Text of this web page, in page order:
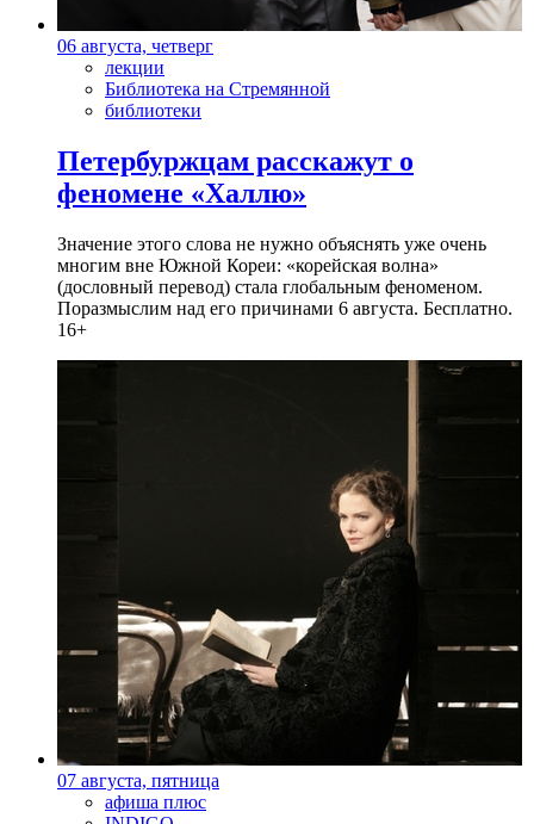
06 августа, четверг
лекции
Библиотека на Стремянной
библиотеки
Петербуржцам расскажут о
феномене «Халлю»
Значение этого слова не нужно объяснять уже очень
многим вне Южной Кореи: «корейская волна»
(дословный перевод) стала глобальным феноменом.
Поразмыслим над его причинами 6 августа. Бесплатно.
16+
07 августа, пятница
афиша плюс